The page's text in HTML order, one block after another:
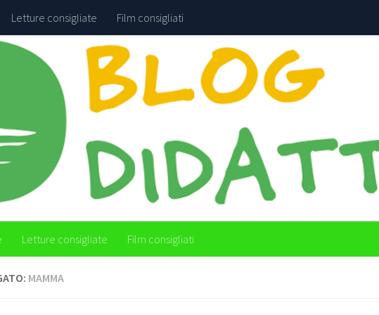
Letture consigliate Film consigliati
Letture consigliate Film consigliati
MAMMA